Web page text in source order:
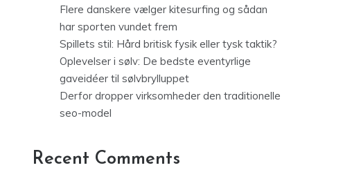
Flere danskere vælger kitesurfing og sådan
har sporten vundet frem
Spillets stil: Hård britisk fysik eller tysk taktik?
Oplevelser i sølv: De bedste eventyrlige
gaveidéer til sølvbrylluppet
Derfor dropper virksomheder den traditionelle
seo-model
Recent Comments